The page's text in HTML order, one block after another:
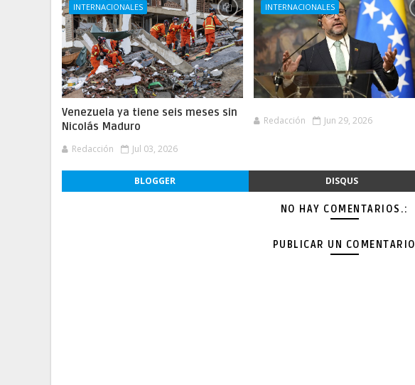
INTERNACIONALES
Venezuela ya tiene seis meses sin
Nicolás Maduro
Redacción Jul 03, 2026
INTERNACIONALES
Redacción Jun 29, 2026
BLOGGER DISQUS
NO HAY COMENTARIOS.:
PUBLICAR UN COMENTARIO